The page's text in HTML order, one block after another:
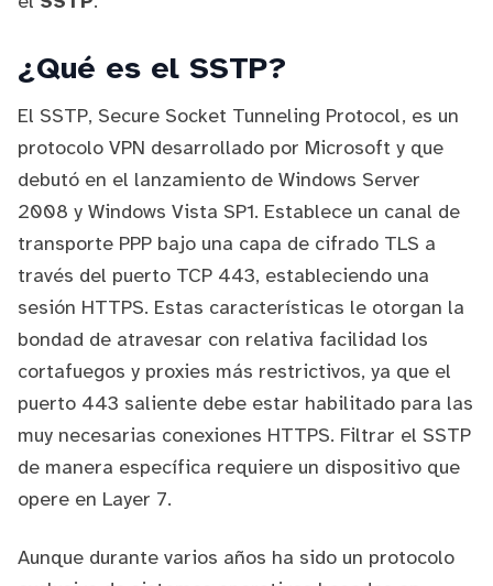
¿Qué es el SSTP?
El SSTP, Secure Socket Tunneling Protocol, es un
protocolo VPN desarrollado por Microsoft y que
debutó en el lanzamiento de Windows Server
2008 y Windows Vista SP1. Establece un canal de
transporte PPP bajo una capa de cifrado TLS a
través del puerto TCP 443, estableciendo una
sesión HTTPS. Estas características le otorgan la
bondad de atravesar con relativa facilidad los
cortafuegos y proxies más restrictivos, ya que el
puerto 443 saliente debe estar habilitado para las
muy necesarias conexiones HTTPS. Filtrar el SSTP
de manera específica requiere un dispositivo que
opere en Layer 7.
Aunque durante varios años ha sido un protocolo